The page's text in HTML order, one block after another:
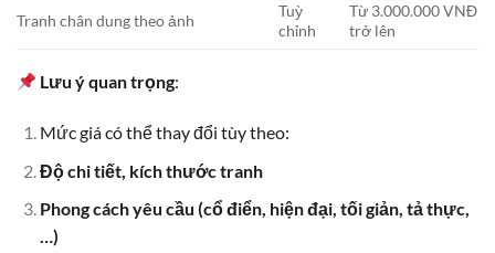
Tranh chân dung theo ảnh
Tuỳ
chỉnh
Từ 3.000.000 VNĐ
trở lên
Lưu ý quan trọng:
Mức giá có thể thay đổi tùy theo:
Độ chi tiết, kích thước tranh
Phong cách yêu cầu (cổ điển, hiện đại, tối giản, tả thực,
…)